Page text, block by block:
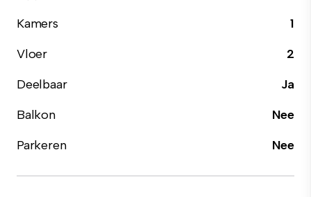
Kamers
1
Vloer
2
Deelbaar
Ja
Balkon
Nee
Parkeren
Nee